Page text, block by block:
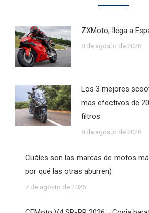
ZXMoto, llega a
8 de agosto de 2026
Los 3 mejores
más efectivos de
filtros
8 de agosto de 2026
Cuáles son las marcas de motos
por qué las otras aburren)
7 de agosto de 2026